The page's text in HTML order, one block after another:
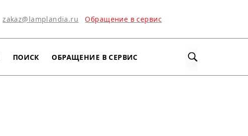
zakaz@lamplandia.ru Обращение в сервис
ПОИСК ОБРАЩЕНИЕ В СЕРВИС